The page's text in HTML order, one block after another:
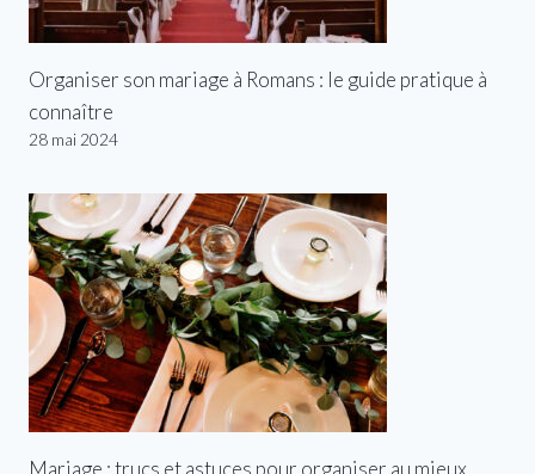
Organiser son mariage à Romans : le guide pratique à
connaître
28 mai 2024
Mariage : trucs et astuces pour organiser au mieux